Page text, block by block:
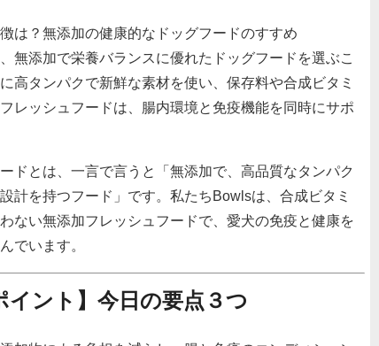
は？無添加の健康的なドッグフードのすすめ
無添加で栄養バランスに優れたドッグフードを選ぶこ
高タンパクで新鮮な素材を使い、保存料や合成ビタミ
レッシュフードは、腸内環境と免疫機能を同時にサポ
ドとは、一言で言うと「無添加で、高品質なタンパク
計を持つフード」です。私たちBowlsは、合成ビタミ
ない無添加フレッシュフードで、愛犬の免疫と健康を
でいます。
イント】今日の要点３つ